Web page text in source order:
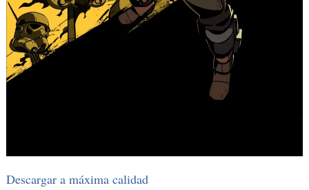
Descargar a máxima calidad